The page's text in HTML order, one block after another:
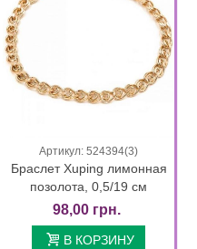
Артикул: 524394(3)
Браслет Xuping лимонная
позолота, 0,5/19 см
98,00 грн.
В КОРЗИНУ